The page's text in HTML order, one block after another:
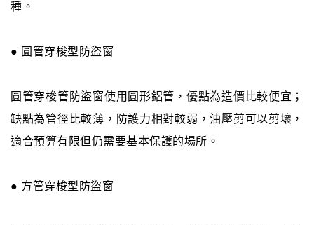
種。
● 圓管穿梭型防盜窗
圓管穿梭管防盜窗使用圓形鋁管，優點為造價比較便宜；
缺點為管徑比較薄，防護力相對較弱，油壓剪可以剪壞，
適合預算有限但仍需要基本保護的場所。
● 方管穿梭型防盜窗